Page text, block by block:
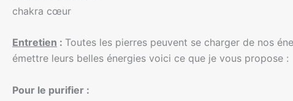
chakra cœur
Entretien : Toutes les pierres peuvent se charger de nos
émettre leurs belles énergies voici ce que je vous propose :
Pour le purifier :